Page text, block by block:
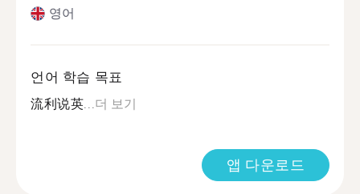
영어
언어 학습 목표
流利说英...더 보기
앱 다운로드